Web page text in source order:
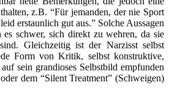
z.B. “Für jemanden, der nie Sport
erstaunlich gut aus.” Solche Aussagen
es schwer, sich direkt zu wehren, da sie
Gleichzeitig ist der Narzisst selbst
Form von Kritik, selbst konstruktive,
sein grandioses Selbstbild empfunden
dem “Silent Treatment” (Schweigen)